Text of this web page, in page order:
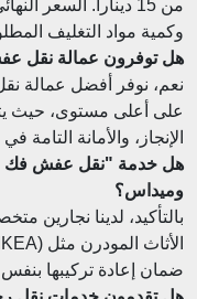
من 15 ديناراً. السعر
وكمية مواد التغليف
هل توفرون عمالة نقل
نعم، نوفر أفضل عمالة
على أعلى مستوى، حيث
الإنجاز، والأمانة التامة
هل خدمة "نقل عفش فك
وميداس؟
بالتأكيد، لدينا نجارين
ضمان إعادة تركيبها